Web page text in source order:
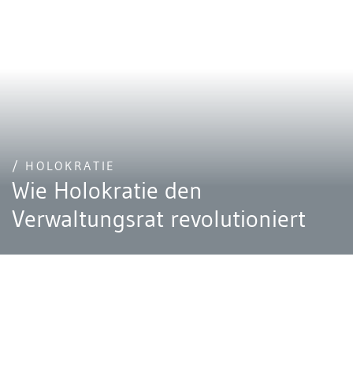
/ HOLOKRATIE
Wie Holokratie den
Verwaltungsrat revolutioniert